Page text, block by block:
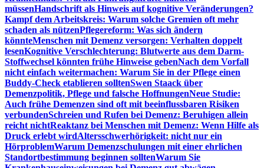
müssenHandschrift als Hinweis auf kognitive Veränderungen?
Kampf dem Arbeitskreis: Warum solche Gremien oft mehr
schaden als nützenPflegereform: Was sich ändern
könnteMenschen mit Demenz versorgen: Verhalten doppelt
lesenKognitive Verschlechterung: Blutwerte aus dem Darm-
Stoffwechsel könnten frühe Hinweise gebenNach dem Vorfall
nicht einfach weitermachen: Warum Sie in der Pflege einen
Buddy-Check etablieren solltenSwen Staack über
Demenzpolitik, Pflege und falsche HoffnungenNeue Studie:
Auch frühe Demenzen sind oft mit beeinflussbaren Risiken
verbundenSchreien und Rufen bei Demenz: Beruhigen allein
reicht nichtReaktanz bei Menschen mit Demenz: Wenn Hilfe als
Druck erlebt wirdAltersschwerhörigkeit: nicht nur ein
HörproblemWarum Demenzschulungen mit einer ehrlichen
Standortbestimmung beginnen solltenWarum Sie